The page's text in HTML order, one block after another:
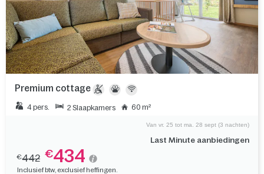
Premium cottage
4 pers. 2 Slaapkamers 60 m²
Last Minute aanbiedingen
Van vr. 25 tot ma. 28 sept (3 nachten)
€442 €434
Inclusief btw, exclusief heffingen.